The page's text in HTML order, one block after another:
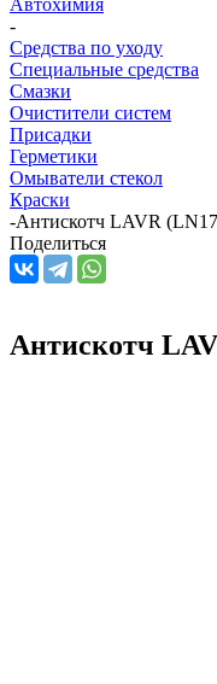
-
Средства по уходу
Специальные средства
Смазки
Очистители систем
Присадки
Герметики
Омыватели стекол
Краски
-Антискотч LAVR
Поделиться
Антискотч